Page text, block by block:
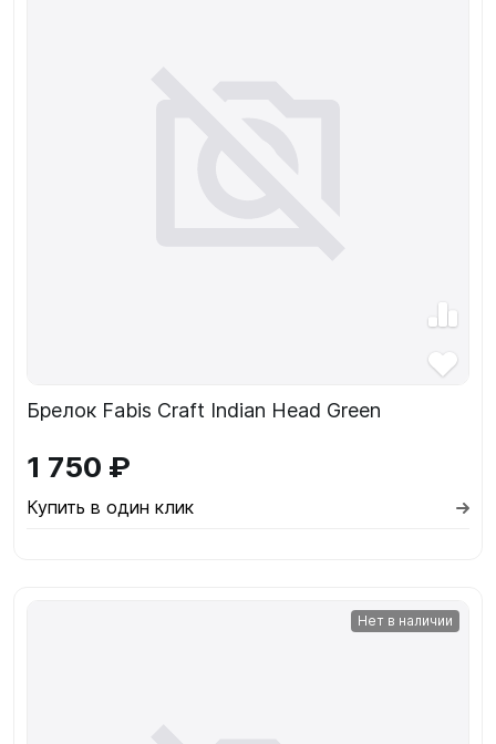
Брелок Fabis Craft Indian Head Green
1 750 ₽
Купить в один клик
Нет в наличии